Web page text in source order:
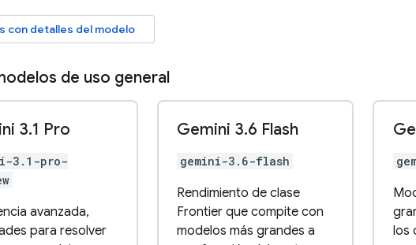
con detalles del modelo
de uso general
3.1 Pro
3.1-pro-
avanzada,
para resolver
Gemini 3.6 Flash
gemini-3.6-flash
Rendimiento de clase
Frontier que compite con
modelos más grandes a
los